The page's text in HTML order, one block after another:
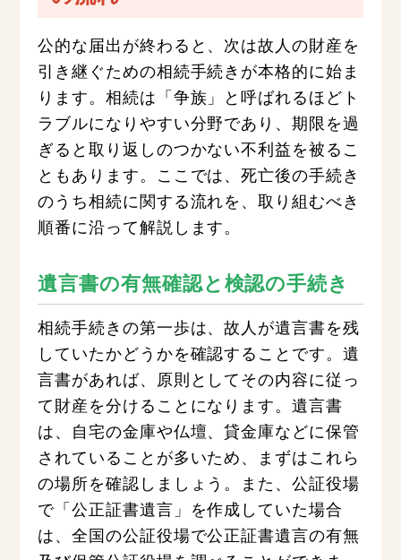
公的な届出が終わると、次は故人の財産を
引き継ぐための相続手続きが本格的に始ま
ります。相続は「争族」と呼ばれるほどト
ラブルになりやすい分野であり、期限を過
ぎると取り返しのつかない不利益を被るこ
ともあります。ここでは、死亡後の手続き
のうち相続に関する流れを、取り組むべき
順番に沿って解説します。
遺言書の有無確認と検認の手続き
相続手続きの第一歩は、故人が遺言書を残
していたかどうかを確認することです。遺
言書があれば、原則としてその内容に従っ
て財産を分けることになります。遺言書
は、自宅の金庫や仏壇、貸金庫などに保管
されていることが多いため、まずはこれら
の場所を確認しましょう。また、公証役場
で「公正証書遺言」を作成していた場合
は、全国の公証役場で公正証書遺言の有無